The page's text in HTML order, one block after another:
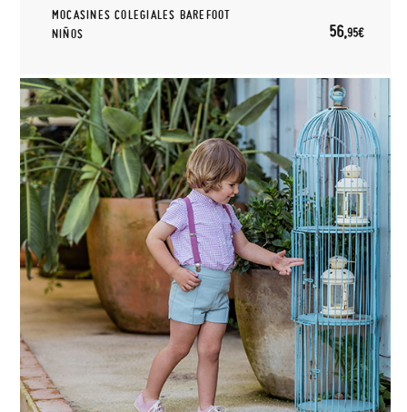
MOCASINES COLEGIALES BAREFOOT
NIÑOS
56,95€